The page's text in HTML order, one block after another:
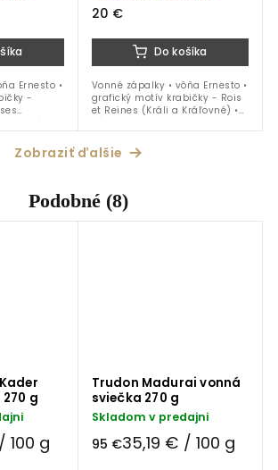
Ernesto •
-
20 €
Do košíka
Vonné zápalky • vôňa Ernesto •
grafický motív krabičky - Rois
et Reines (Králi a Kráľovné) •
Zobraziť ďalšie
Podobné (8)
g
100 g
Trudon Madurai vonná
sviečka 270 g
Skladom v predajni
95 €35,19 € / 100 g